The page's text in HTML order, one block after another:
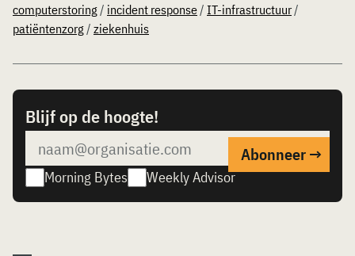
computerstoring/ incident response/ IT-infrastructuur/
patiëntenzorg/ ziekenhuis
Blijf op de hoogte!
Morning Bytes Weekly Advisor